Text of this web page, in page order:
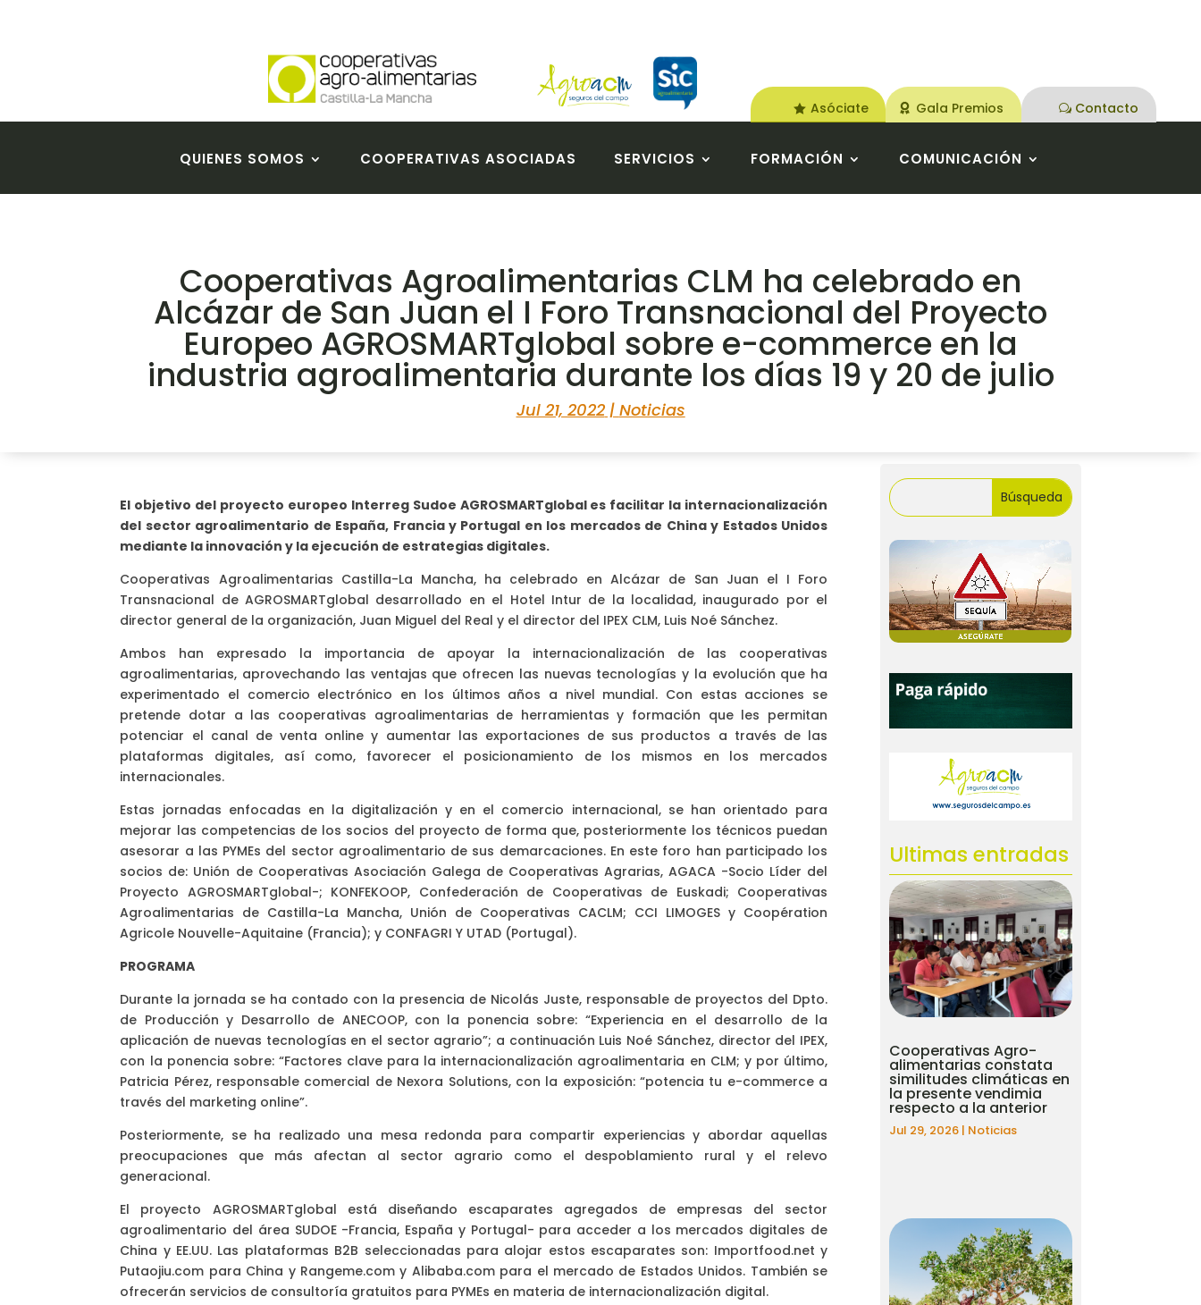
Asóciate Gala Premios Contacto
QUIENES SOMOS COOPERATIVAS ASOCIADAS SERVICIOS FORMACIÓN COMUNICACIÓN
Cooperativas Agroalimentarias CLM ha celebrado en
Alcázar de San Juan el I Foro Transnacional del Proyecto
Europeo AGROSMARTglobal sobre e-commerce en la
industria agroalimentaria durante los días 19 y 20 de julio
Jul 21, 2022| Noticias
El objetivo del proyecto europeo Interreg Sudoe AGROSMARTglobal es facilitar la internacionalización
del sector agroalimentario de España, Francia y Portugal en los mercados de China y Estados Unidos
mediante la innovación y la ejecución de estrategias digitales.
Cooperativas Agroalimentarias Castilla-La Mancha, ha celebrado en Alcázar de San Juan el I Foro
Transnacional de AGROSMARTglobal desarrollado en el Hotel Intur de la localidad, inaugurado por el
director general de la organización, Juan Miguel del Real y el director del IPEX CLM, Luis Noé Sánchez.
Ambos han expresado la importancia de apoyar la internacionalización de las cooperativas
agroalimentarias, aprovechando las ventajas que ofrecen las nuevas tecnologías y la evolución que ha
experimentado el comercio electrónico en los últimos años a nivel mundial. Con estas acciones se
pretende dotar a las cooperativas agroalimentarias de herramientas y formación que les permitan
potenciar el canal de venta online y aumentar las exportaciones de sus productos a través de las
plataformas digitales, así como, favorecer el posicionamiento de los mismos en los mercados
internacionales.
Estas jornadas enfocadas en la digitalización y en el comercio internacional, se han orientado para
mejorar las competencias de los socios del proyecto de forma que, posteriormente los técnicos puedan
asesorar a las PYMEs del sector agroalimentario de sus demarcaciones. En este foro han participado los
socios de: Unión de Cooperativas Asociación Galega de Cooperativas Agrarias, AGACA -Socio Líder del
Proyecto AGROSMARTglobal-; KONFEKOOP, Confederación de Cooperativas de Euskadi; Cooperativas
Agroalimentarias de Castilla-La Mancha, Unión de Cooperativas CACLM; CCI LIMOGES y Coopération
Agricole Nouvelle-Aquitaine (Francia); y CONFAGRI Y UTAD (Portugal).
PROGRAMA
Durante la jornada se ha contado con la presencia de Nicolás Juste, responsable de proyectos del Dpto.
de Producción y Desarrollo de ANECOOP, con la ponencia sobre: “Experiencia en el desarrollo de la
aplicación de nuevas tecnologías en el sector agrario”; a continuación Luis Noé Sánchez, director del IPEX,
con la ponencia sobre: “Factores clave para la internacionalización agroalimentaria en CLM; y por último,
Patricia Pérez, responsable comercial de Nexora Solutions, con la exposición: “potencia tu e-commerce a
través del marketing online”.
Posteriormente, se ha realizado una mesa redonda para compartir experiencias y abordar aquellas
preocupaciones que más afectan al sector agrario como el despoblamiento rural y el relevo
generacional.
El proyecto AGROSMARTglobal está diseñando escaparates agregados de empresas del sector
agroalimentario del área SUDOE -Francia, España y Portugal- para acceder a los mercados digitales de
China y EE.UU. Las plataformas B2B seleccionadas para alojar estos escaparates son: Importfood.net y
Putaojiu.com para China y Rangeme.com y Alibaba.com para el mercado de Estados Unidos. También se
ofrecerán servicios de consultoría gratuitos para PYMEs en materia de internacionalización digital.
Ultimas entradas
Cooperativas Agro-
alimentarias constata
similitudes climáticas en
la presente vendimia
respecto a la anterior
Jul 29, 2026 | Noticias